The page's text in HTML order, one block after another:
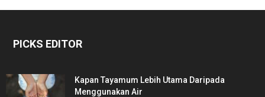
PICKS EDITOR
Kapan Tayamum Lebih Utama Daripada
Menggunakan Air